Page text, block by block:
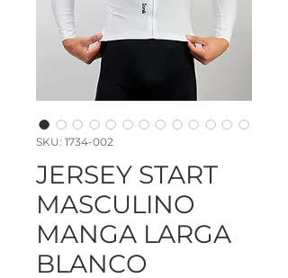
SKU: 1734-002
JERSEY START
MASCULINO
MANGA LARGA
BLANCO